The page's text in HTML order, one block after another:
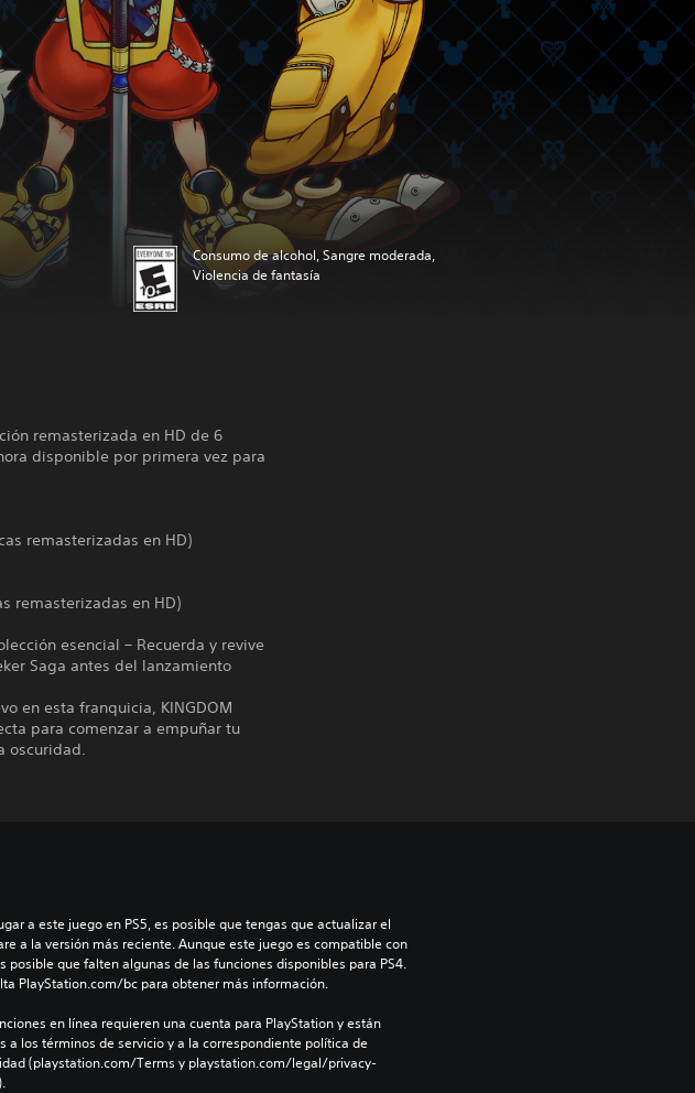
Consumo de alcohol, Sangre moderada,
Violencia de fantasía
remasterizada en HD de 6
disponible por primera vez para
remasterizadas en HD)
remasterizadas en HD)
esencial – Recuerda y revive
Saga antes del lanzamiento
en esta franquicia, KINGDOM
para comenzar a empuñar tu
oscuridad.
a este juego en PS5, es posible que tengas que actualizar el
a la versión más reciente. Aunque este juego es compatible con
posible que falten algunas de las funciones disponibles para PS4.
PlayStation.com/bc para obtener más información.
en línea requieren una cuenta para PlayStation y están
a los términos de servicio y a la correspondiente política de
(playstation.com/Terms y playstation.com/legal/privacy-